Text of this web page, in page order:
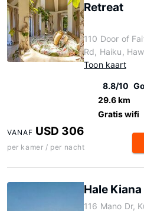
Retreat
110 Door of
Rd, Haiku,
Toon kaart
8.8/10
29.6 km
Gratis wifi
VANAF USD 306
per kamer / per nacht
Hale Kiana
116 Mano Dr,